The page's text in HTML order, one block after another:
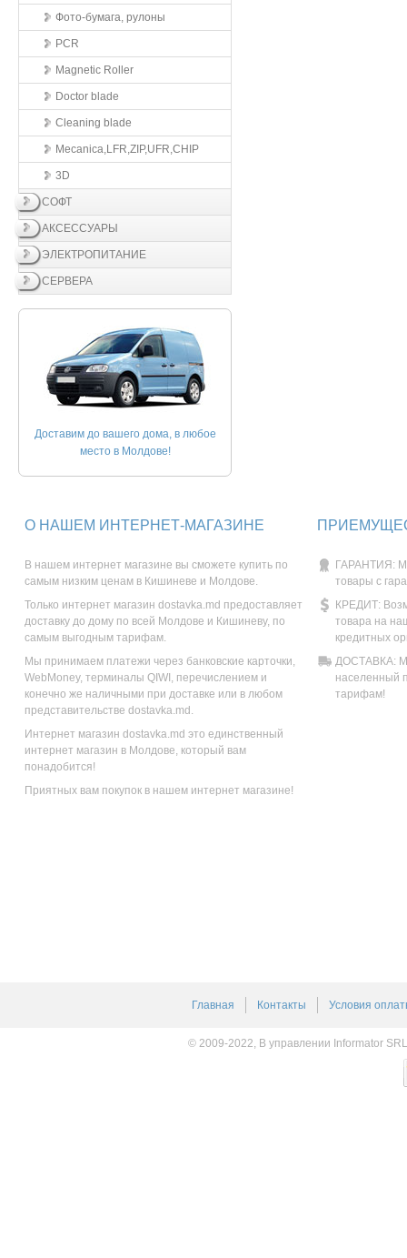
Фото-бумага, рулоны
PCR
Magnetic Roller
Doctor blade
Cleaning blade
Mecanica,LFR,ZIP,UFR,CHIP
3D
СОФТ
АКСЕССУАРЫ
ЭЛЕКТРОПИТАНИЕ
СЕРВЕРА
Доставим до вашего дома, в любое
место в Молдове!
О НАШЕМ ИНТЕРНЕТ-МАГАЗИНЕ
В нашем интернет магазине вы сможете купить по
самым низким ценам в Кишиневе и Молдове.
Только интернет магазин dostavka.md предоставляет
доставку до дому по всей Молдове и Кишиневу, по
самым выгодным тарифам.
Мы принимаем платежи через банковские карточки,
WebMoney, терминалы QIWI, перечислением и
конечно же наличными при доставке или в любом
представительстве dostavka.md.
Интернет магазин dostavka.md это единственный
интернет магазин в Молдове, который вам
понадобится!
Приятных вам покупок в нашем интернет магазине!
ГАРАНТИЯ:
товары с
КРЕДИТ:
товара на
кредитных
ДОСТАВКА:
населенный
тарифам!
Главная Контакты Условия
© 2009-2022, В управлении Informator SRL